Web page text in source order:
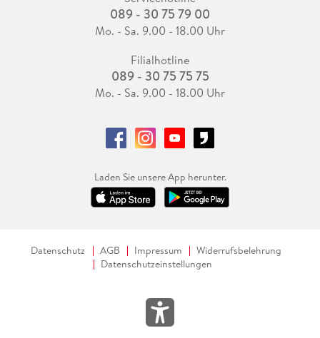
089 - 30 75 79 00
Mo. - Sa. 9.00 - 18.00 Uhr
Filialhotline
089 - 30 75 75 75
Mo. - Sa. 9.00 - 18.00 Uhr
Laden Sie unsere App herunter.
Datenschutz AGB Impressum
Widerrufsbelehrung
Datenschutzeinstellungen